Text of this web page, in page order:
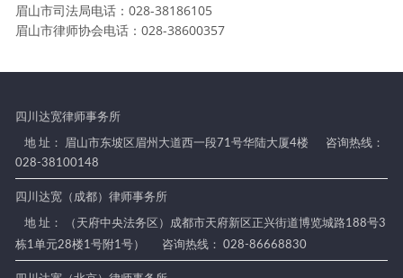
眉山市司法局电话：028-38186105
眉山市律师协会电话：028-38600357
四川达宽律师事务所
地 址： 眉山市东坡区眉州大道西一段71号华陆大厦4楼
咨询热线：
028-38100148
四川达宽（成都）律师事务所
地 址： （天府中央法务区）成都市天府新区正兴街道博览城路188号3
栋1单元28楼1号附1号）
咨询热线： 028-86668830